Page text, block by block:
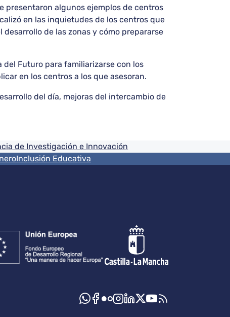
presentaron algunos ejemplos de centros
en las inquietudes de los centros que
de las zonas y cómo prepararse
Futuro para familiarizarse con los
en los centros a los que asesoran.
del día, mejoras del intercambio de
de Investigación e Innovación
Inclusión Educativa
sociales JCCM